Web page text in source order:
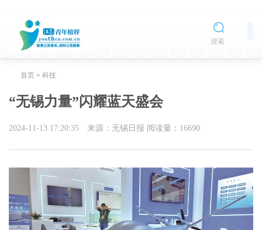
搜索
首页 > 科技
“无锡力量”闪耀蓝天盛会
2024-11-13 17:20:35 来源：无锡日报 阅读量： 16690